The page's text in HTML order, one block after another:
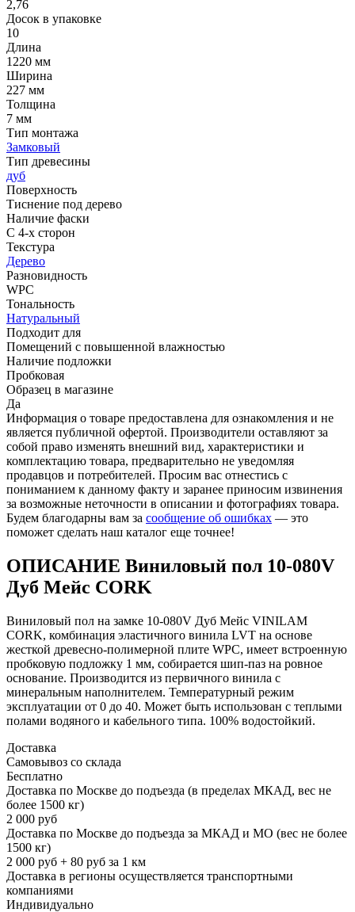
2,76
Досок в упаковке
10
Длина
1220 мм
Ширина
227 мм
Толщина
7 мм
Тип монтажа
Замковый
Тип древесины
дуб
Поверхность
Тиснение под дерево
Наличие фаски
С 4-х сторон
Текстура
Дерево
Разновидность
WPC
Тональность
Натуральный
Подходит для
Помещений с повышенной влажностью
Наличие подложки
Пробковая
Образец в магазине
Да
Информация о товаре предоставлена для ознакомления и не
является публичной офертой. Производители оставляют за
собой право изменять внешний вид, характеристики и
комплектацию товара, предварительно не уведомляя
продавцов и потребителей. Просим вас отнестись с
пониманием к данному факту и заранее приносим извинения
за возможные неточности в описании и фотографиях товара.
Будем благодарны вам за сообщение об ошибках — это
поможет сделать наш каталог еще точнее!
ОПИСАНИЕ Виниловый пол 10-080V
Дуб Мейс CORK
Виниловый пол на замке 10-080V Дуб Мейс VINILAM
CORK, комбинация эластичного винила LVT на основе
жесткой древесно-полимерной плите WPC, имеет встроенную
пробковую подложку 1 мм, собирается шип-паз на ровное
основание. Производится из первичного винила с
минеральным наполнителем. Температурный режим
эксплуатации от 0 до 40. Может быть использован с теплыми
полами водяного и кабельного типа. 100% водостойкий.
Доставка
Самовывоз со склада
Бесплатно
Доставка по Москве до подъезда (в пределах МКАД, вес не
более 1500 кг)
2 000 руб
Доставка по Москве до подъезда за МКАД и МО (вес не более
1500 кг)
2 000 руб + 80 руб за 1 км
Доставка в регионы осуществляется транспортными
компаниями
Индивидуально